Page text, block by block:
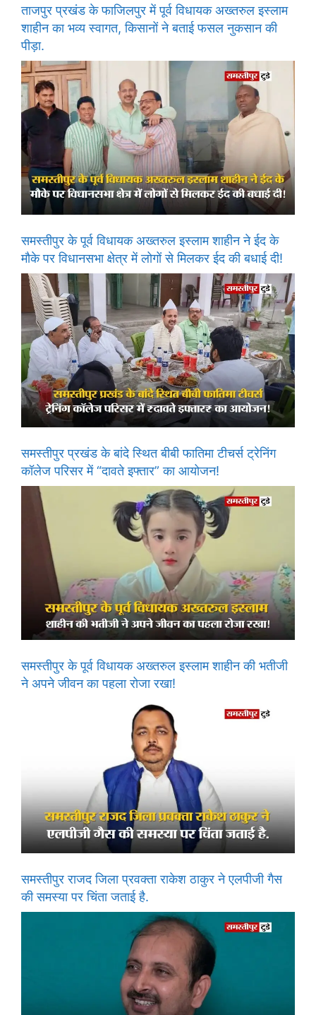
ताजपुर प्रखंड के फाजिलपुर में पूर्व विधायक अख्तरुल इस्लाम
शाहीन का भव्य स्वागत, किसानों ने बताई फसल नुकसान की
पीड़ा.
समस्तीपुर के पूर्व विधायक अख्तरुल इस्लाम शाहीन ने ईद के
मौके पर विधानसभा क्षेत्र में लोगों से मिलकर ईद की बधाई दी!
समस्तीपुर प्रखंड के बांदे स्थित बीबी फातिमा टीचर्स ट्रेनिंग
कॉलेज परिसर में “दावते इफ्तार” का आयोजन!
समस्तीपुर के पूर्व विधायक अख्तरुल इस्लाम शाहीन की भतीजी
ने अपने जीवन का पहला रोजा रखा!
समस्तीपुर राजद जिला प्रवक्ता राकेश ठाकुर ने एलपीजी गैस
की समस्या पर चिंता जताई है.